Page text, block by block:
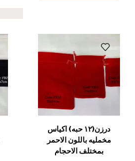
درزن(١٢ حبه) اكياس
مخمليه باللون الاحمر
بمختلف الاحجام